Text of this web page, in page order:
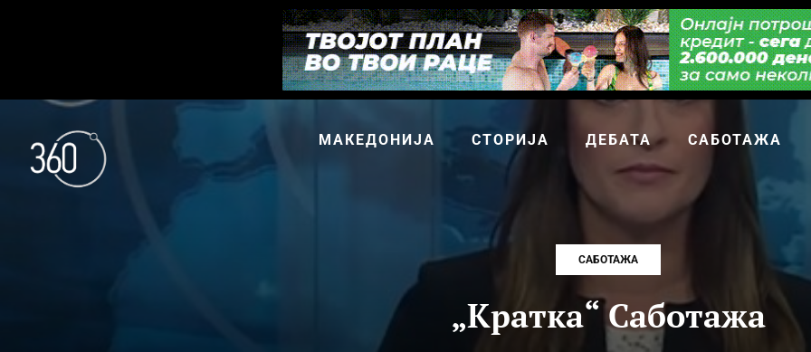
МАКЕДОНИЈА СТОРИЈА ДЕБАТА САБОТАЖА
САБОТАЖА
„Кратка“ Саботажа